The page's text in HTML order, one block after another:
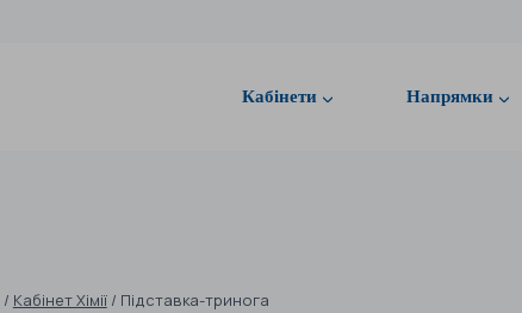
Кабінети Напрямки
/ Кабінет Хімії / Підставка-тринога